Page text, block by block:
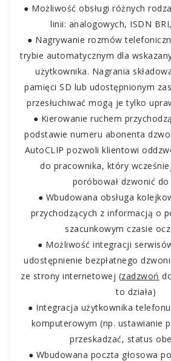
● Możliwość obsługi różnych
linii: analogowych, ISDN
● Nagrywanie rozmów
trybie automatycznym dla
użytkownika. Nagrania
pamięci SD lub udostępnionym
przesłuchiwać mogą je tylko
● Kierowanie ruchem
podstawie numeru abonenta
AutoCLIP pozwoli klientowi
do pracownika, który
poróbował dzwonić
● Wbudowana obsługa
przychodzących z informacją o
szacunkowym czasie
● Możliwość integracji
udostępnienie bezpłatnego
ze strony internetowej (zadzwoń
to działa)
● Integracja użytkownika
komputerowym (np. ustawianie
przeskadzać, status
● Wbudowana poczta głosowa